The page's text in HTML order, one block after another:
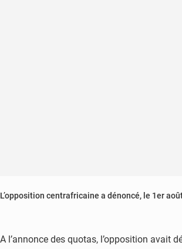
L’opposition centrafricaine a dénoncé, le 1er
A l’annonce des quotas, l’opposition avait